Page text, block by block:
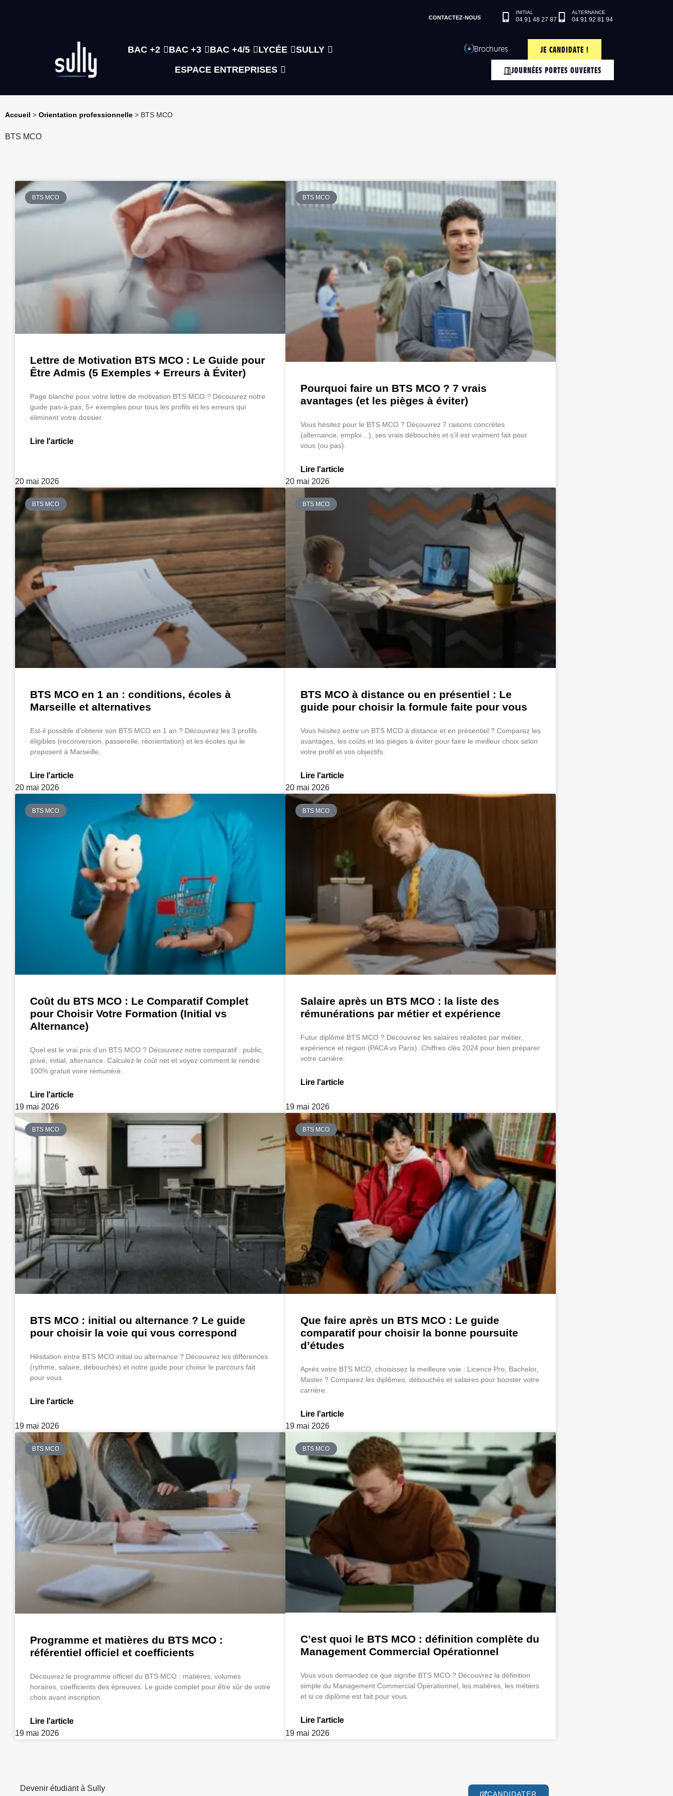
CONTACTEZ-NOUS 04 91 48 27 87 04 91 92 81 94
BAC +2 BAC +3 BAC +4/5 LYCÉE
SULLY
ESPACE ENTREPRISES
Brochures JE CANDIDATE !
JOURNÉES PORTES OUVERTES
Accueil > Orientation professionnelle > BTS MCO
BTS MCO
BTS MCO
Lettre de Motivation BTS MCO : Le Guide pour
Être Admis (5 Exemples + Erreurs à Éviter)
Page blanche pour votre lettre de motivation BTS MCO ? Découvrez notre
guide pas-à-pas, 5+ exemples pour tous les profils et les erreurs qui
éliminent votre dossier.
Lire l'article
20 mai 2026
BTS MCO
Pourquoi faire un BTS MCO ? 7 vrais
avantages (et les pièges à éviter)
Vous hésitez pour le BTS MCO ? Découvrez 7 raisons concrètes
(alternance, emploi…), ses vrais débouchés et s’il est vraiment fait pour
vous (ou pas).
Lire l'article
20 mai 2026
BTS MCO
BTS MCO en 1 an : conditions, écoles à
Marseille et alternatives
Est-il possible d’obtenir son BTS MCO en 1 an ? Découvrez les 3 profils
éligibles (reconversion, passerelle, réorientation) et les écoles qui le
proposent à Marseille.
Lire l'article
20 mai 2026
BTS MCO
BTS MCO à distance ou en présentiel : Le
guide pour choisir la formule faite pour vous
Vous hésitez entre un BTS MCO à distance et en présentiel ? Comparez les
avantages, les coûts et les pièges à éviter pour faire le meilleur choix selon
votre profil et vos objectifs.
Lire l'article
20 mai 2026
BTS MCO
Coût du BTS MCO : Le Comparatif Complet
pour Choisir Votre Formation (Initial vs
Alternance)
Quel est le vrai prix d’un BTS MCO ? Découvrez notre comparatif : public,
privé, initial, alternance. Calculez le coût net et voyez comment le rendre
100% gratuit voire rémunéré.
Lire l'article
19 mai 2026
BTS MCO
Salaire après un BTS MCO : la liste des
rémunérations par métier et expérience
Futur diplômé BTS MCO ? Découvrez les salaires réalistes par métier,
expérience et région (PACA vs Paris). Chiffres clés 2024 pour bien préparer
votre carrière.
Lire l'article
19 mai 2026
BTS MCO
BTS MCO : initial ou alternance ? Le guide
pour choisir la voie qui vous correspond
Hésitation entre BTS MCO initial ou alternance ? Découvrez les différences
(rythme, salaire, débouchés) et notre guide pour choisir le parcours fait
pour vous.
Lire l'article
19 mai 2026
BTS MCO
Que faire après un BTS MCO : Le guide
comparatif pour choisir la bonne poursuite
d’études
Après votre BTS MCO, choisissez la meilleure voie : Licence Pro, Bachelor,
Master ? Comparez les diplômes, débouchés et salaires pour booster votre
carrière.
Lire l'article
19 mai 2026
BTS MCO
Programme et matières du BTS MCO :
référentiel officiel et coefficients
Découvrez le programme officiel du BTS MCO : matières, volumes
horaires, coefficients des épreuves. Le guide complet pour être sûr de votre
choix avant inscription.
Lire l'article
19 mai 2026
BTS MCO
C’est quoi le BTS MCO : définition complète du
Management Commercial Opérationnel
Vous vous demandez ce que signifie BTS MCO ? Découvrez la définition
simple du Management Commercial Opérationnel, les matières, les métiers
et si ce diplôme est fait pour vous.
Lire l'article
19 mai 2026
Devenir étudiant à Sully
CANDIDATER